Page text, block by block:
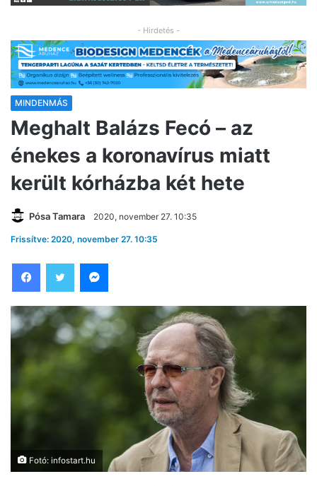
- Hirdetés -
MINDENMÁS
Meghalt Balázs Fecó – az
énekes a koronavírus miatt
került kórházba két hete
Pósa Tamara 2020, november 27. 10:35
Frissítve: 2020, november 27. 10:35
Fotó: infostart.hu